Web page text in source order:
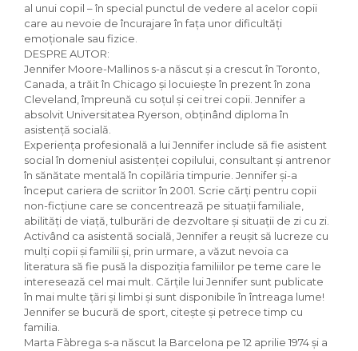
al unui copil – în special punctul de vedere al acelor copii
care au nevoie de încurajare în fața unor dificultăți
emoționale sau fizice.
DESPRE AUTOR:
Jennifer Moore-Mallinos s-a născut și a crescut în Toronto,
Canada, a trăit în Chicago și locuiește în prezent în zona
Cleveland, împreună cu soțul și cei trei copii. Jennifer a
absolvit Universitatea Ryerson, obținând diploma în
asistență socială.
Experiența profesională a lui Jennifer include să fie asistent
social în domeniul asistenței copilului, consultant și antrenor
în sănătate mentală în copilăria timpurie. Jennifer și-a
început cariera de scriitor în 2001. Scrie cărți pentru copii
non-ficțiune care se concentrează pe situații familiale,
abilități de viață, tulburări de dezvoltare și situații de zi cu zi.
Activând ca asistentă socială, Jennifer a reușit să lucreze cu
mulți copii și familii și, prin urmare, a văzut nevoia ca
literatura să fie pusă la dispoziția familiilor pe teme care le
interesează cel mai mult. Cărțile lui Jennifer sunt publicate
în mai multe țări și limbi și sunt disponibile în întreaga lume!
Jennifer se bucură de sport, citește și petrece timp cu
familia.
Marta Fàbrega s-a născut la Barcelona pe 12 aprilie 1974 și a